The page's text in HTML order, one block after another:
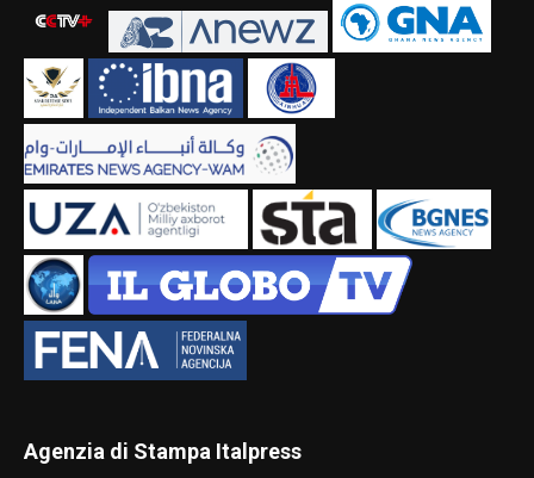
Agenzia di Stampa Italpress